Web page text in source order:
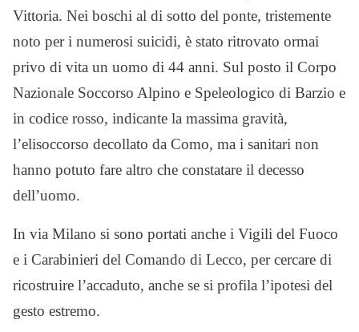
Vittoria. Nei boschi al di sotto del ponte, tristemente
noto per i numerosi suicidi, è stato ritrovato ormai
privo di vita un uomo di 44 anni. Sul posto il Corpo
Nazionale Soccorso Alpino e Speleologico di Barzio e
in codice rosso, indicante la massima gravità,
l’elisoccorso decollato da Como, ma i sanitari non
hanno potuto fare altro che constatare il decesso
dell’uomo.
In via Milano si sono portati anche i Vigili del Fuoco
e i Carabinieri del Comando di Lecco, per cercare di
ricostruire l’accaduto, anche se si profila l’ipotesi del
gesto estremo.